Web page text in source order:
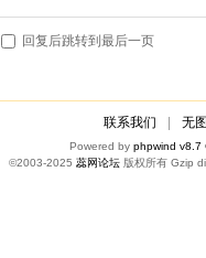
回复后跳转到最后一页
联系我们 无
Powered by phpwind v8.7
©2003-2025 蕊网论坛 版权所有 Gzip